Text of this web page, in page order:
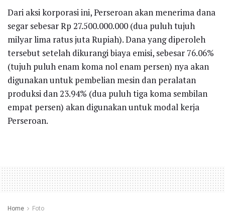
Dari aksi korporasi ini, Perseroan akan menerima dana
segar sebesar Rp 27.500.000.000 (dua puluh tujuh
milyar lima ratus juta Rupiah). Dana yang diperoleh
tersebut setelah dikurangi biaya emisi, sebesar 76.06%
(tujuh puluh enam koma nol enam persen) nya akan
digunakan untuk pembelian mesin dan peralatan
produksi dan 23.94% (dua puluh tiga koma sembilan
empat persen) akan digunakan untuk modal kerja
Perseroan.
Home Foto